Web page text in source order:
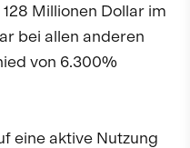
Millionen Dollar im
bei allen anderen
von 6.300%
eine aktive Nutzung